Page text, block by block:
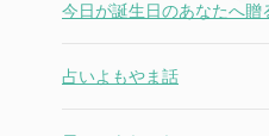
今日が誕生日のあなたへ贈
占いよもやま話